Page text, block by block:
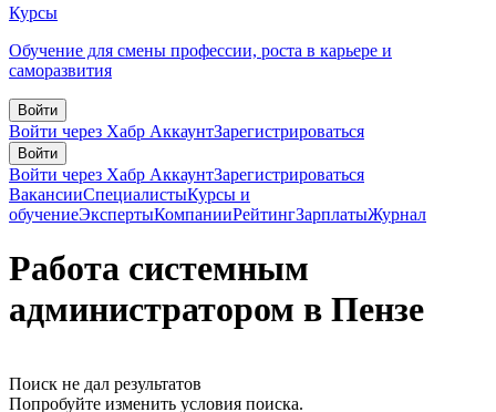
Курсы
Обучение для смены профессии, роста в карьере и
саморазвития
Войти
Войти через Хабр АккаунтЗарегистрироваться
Войти
Войти через Хабр АккаунтЗарегистрироваться
ВакансииСпециалистыКурсы и
обучениеЭкспертыКомпанииРейтингЗарплатыЖурнал
Работа системным
администратором в Пензе
Поиск не дал результатов
Попробуйте изменить условия поиска.